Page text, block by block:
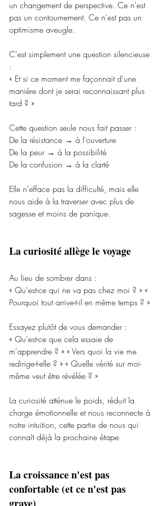
un changement de perspective. Ce n'est
pas un contournement. Ce n'est pas un
optimisme aveugle.
C'est simplement une question silencieuse
:
« Et si ce moment me façonnait d'une
manière dont je serai reconnaissant plus
tard ? »
Cette question seule nous fait passer :
De la résistance → à l'ouverture
De la peur → à la possibilité
De la confusion → à la clarté
Elle n'efface pas la difficulté, mais elle
nous aide à la traverser avec plus de
sagesse et moins de panique.
La curiosité allège le voyage
Au lieu de sombrer dans :
« Qu'est-ce qui ne va pas chez moi ? » «
Pourquoi tout arrive-t-il en même temps ? »
Essayez plutôt de vous demander :
« Qu'est-ce que cela essaie de
m'apprendre ? » « Vers quoi la vie me
redirige-t-elle ? » « Quelle vérité sur moi-
même veut être révélée ? »
La curiosité atténue le poids, réduit la
charge émotionnelle et nous reconnecte à
notre intuition, cette partie de nous qui
connaît déjà la prochaine étape.
La croissance n'est pas
confortable (et ce n'est pas
grave)